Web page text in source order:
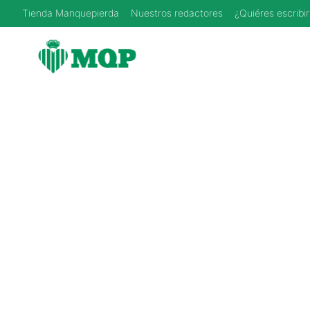
Saltar
al
contenido
Tienda Manquepierda Nuestros redactores ¿Quiéres